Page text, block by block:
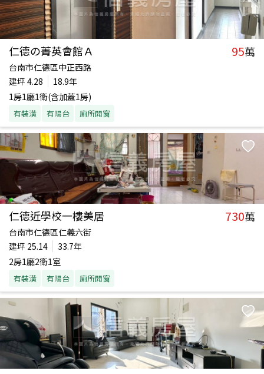
仁德の菁英會館Ａ 95萬
台南市仁德區中正西路
建坪 4.28
18.9年
1房1廳1衛(含加蓋1房)
有裝潢 有陽台 廁所開窗
仁德近學校一樓美居 730萬
台南市仁德區仁義六街
建坪 25.14
33.7年
2房1廳2衛1室
有裝潢 有陽台 廁所開窗